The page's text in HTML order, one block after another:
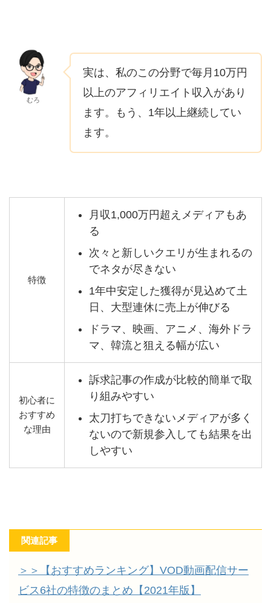
むろ
実は、私のこの分野で毎月10万円
以上のアフィリエイト収入があり
ます。もう、1年以上継続してい
ます。
特徴
月収1,000万円超えメディアもあ
る
次々と新しいクエリが生まれるの
でネタが尽きない
1年中安定した獲得が見込めて土
日、大型連休に売上が伸びる
ドラマ、映画、アニメ、海外ドラ
マ、韓流と狙える幅が広い
初心者に
おすすめ
な理由
訴求記事の作成が比較的簡単で取
り組みやすい
太刀打ちできないメディアが多く
ないので新規参入しても結果を出
しやすい
関連記事
＞＞【おすすめランキング】VOD動画配信サー
ビス6社の特徴のまとめ【2021年版】